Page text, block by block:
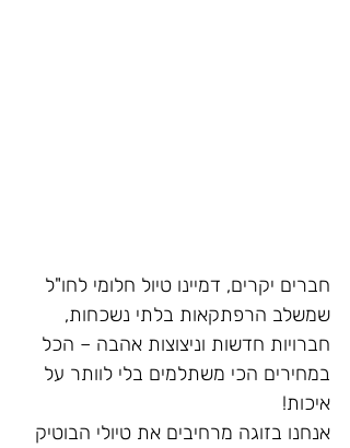
חברים יקרים, דמיינו טיול חלומי לחו"ל
שמשלב הרפתקאות בלתי נשכחות,
חברויות חדשות וניצוצות אהבה – הכל
במחירים הכי משתלמים בלי לוותר על
איכות!
אנחנו בזוגה מרחיבים את טיולי הבוטיק